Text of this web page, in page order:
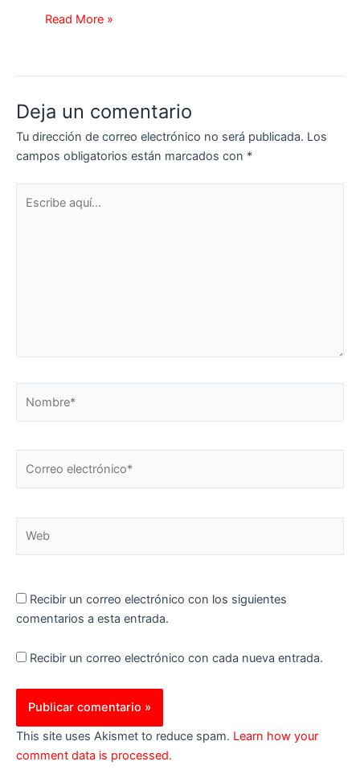
Read More »
Deja un comentario
Tu dirección de correo electrónico no será publicada. Los
campos obligatorios están marcados con *
aquí...
electrónico*
Recibir un correo electrónico con los siguientes
comentarios a esta entrada.
Recibir un correo electrónico con cada nueva entrada.
This site uses Akismet to reduce spam. Learn how your
comment data is processed.